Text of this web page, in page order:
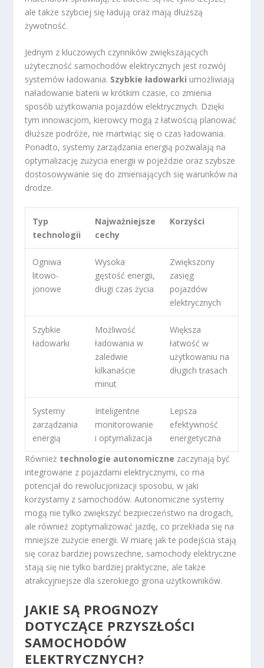
ale także szybciej się ładują oraz mają dłuższą
żywotność.
Jednym z kluczowych czynników zwiększających
użyteczność samochodów elektrycznych jest rozwój
systemów ładowania. Szybkie ładowarki umożliwiają
naładowanie baterii w krótkim czasie, co zmienia
sposób użytkowania pojazdów elektrycznych. Dzięki
tym innowacjom, kierowcy mogą z łatwością planować
dłuższe podróże, nie martwiąc się o czas ładowania.
Ponadto, systemy zarządzania energią pozwalają na
optymalizację zużycia energii w pojeździe oraz szybsze
dostosowywanie się do zmieniających się warunków na
drodze.
Typ
technologii
Najważniejsze
cechy
Korzyści
Ogniwa
litowo-
jonowe
Wysoka
gęstość energii,
długi czas życia
Zwiększony
zasięg
pojazdów
elektrycznych
Szybkie
ładowarki
Możliwość
ładowania w
zaledwie
kilkanaście
minut
Większa
łatwość w
użytkowaniu na
długich trasach
Systemy
zarządzania
energią
Inteligentne
monitorowanie
i optymalizacja
Lepsza
efektywność
energetyczna
Również technologie autonomiczne zaczynają być
integrowane z pojazdami elektrycznymi, co ma
potencjał do rewolucjonizacji sposobu, w jaki
korzystamy z samochodów. Autonomiczne systemy
mogą nie tylko zwiększyć bezpieczeństwo na drogach,
ale również zoptymalizować jazdę, co przekłada się na
mniejsze zużycie energii. W miarę jak te podejścia stają
się coraz bardziej powszechne, samochody elektryczne
stają się nie tylko bardziej praktyczne, ale także
atrakcyjniejsze dla szerokiego grona użytkowników.
JAKIE SĄ PROGNOZY
DOTYCZĄCE PRZYSZŁOŚCI
SAMOCHODÓW
ELEKTRYCZNYCH?